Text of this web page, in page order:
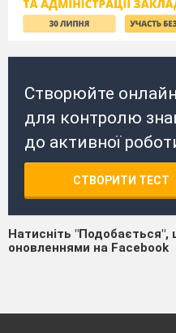
Створюйте
для контролю
до активної
СТВОРИТИ ТЕСТ
Натисніть "Подобається",
оновленнями на Facebook